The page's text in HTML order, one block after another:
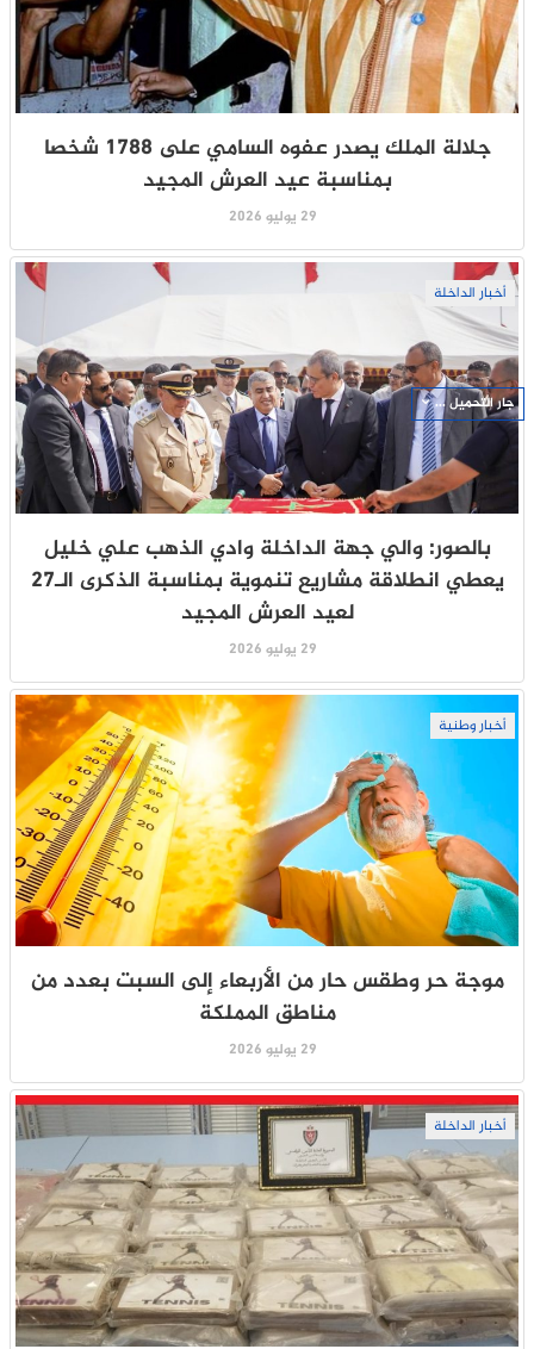
جلالة الملك يصدر عفوه السامي على 1788 شخصا
بمناسبة عيد العرش المجيد
29 يوليو 2026
أخبار الداخلة
بالصور: والي جهة الداخلة وادي الذهب علي خليل
يعطي انطلاقة مشاريع تنموية بمناسبة الذكرى الـ27
لعيد العرش المجيد
29 يوليو 2026
أخبار وطنية
موجة حر وطقس حار من الأربعاء إلى السبت بعدد من
مناطق المملكة
29 يوليو 2026
أخبار الداخلة
جار التحميل ...